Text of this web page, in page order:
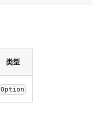
类型
Option